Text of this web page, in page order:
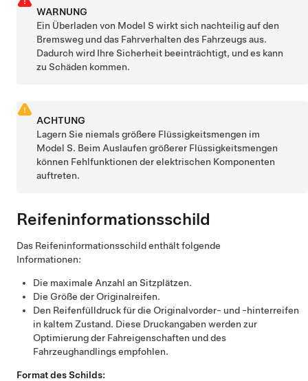
WARNUNG
Ein Überladen von Model S wirkt sich nachteilig auf den
Bremsweg und das Fahrverhalten des Fahrzeugs aus.
Dadurch wird Ihre Sicherheit beeinträchtigt, und es kann
zu Schäden kommen.
ACHTUNG
Lagern Sie niemals größere Flüssigkeitsmengen im
Model S. Beim Auslaufen größerer Flüssigkeitsmengen
können Fehlfunktionen der elektrischen Komponenten
auftreten.
Reifeninformationsschild
Das Reifeninformationsschild enthält folgende
Informationen:
Die maximale Anzahl an Sitzplätzen.
Die Größe der Originalreifen.
Den Reifenfülldruck für die Originalvorder- und -hinterreifen
in kaltem Zustand. Diese Druckangaben werden zur
Optimierung der Fahreigenschaften und des
Fahrzeughandlings empfohlen.
Format des Schilds: